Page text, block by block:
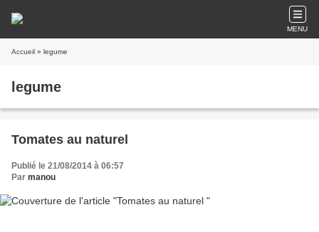
MENU
Accueil » legume
legume
Tomates au naturel
Publié le 21/08/2014 à 06:57
Par manou